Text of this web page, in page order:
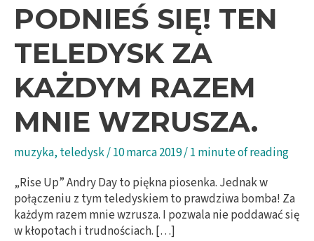
PODNIEŚ SIĘ! TEN
TELEDYSK ZA
KAŻDYM RAZEM
MNIE WZRUSZA.
muzyka, teledysk/10 marca 2019/1 minute of reading
„Rise Up” Andry Day to piękna piosenka. Jednak w
połączeniu z tym teledyskiem to prawdziwa bomba! Za
każdym razem mnie wzrusza. I pozwala nie poddawać się
w kłopotach i trudnościach. […]